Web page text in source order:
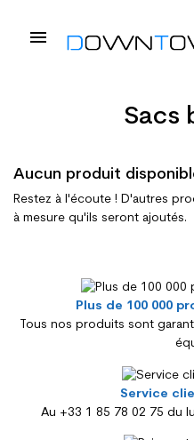
Sacs
Aucun produit
Restez à l'écoute ! D'autres
à mesure qu'ils seront ajoutés.
Plus de 100 000
Tous nos produits sont
Service
Au +33 1 85 78 02 75 du